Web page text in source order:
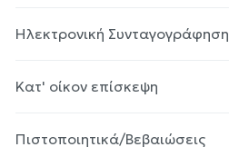
Ηλεκτρονική Συνταγογράφηση
Κατ' οίκον επίσκεψη
Πιστοποιητικά/Βεβαιώσεις